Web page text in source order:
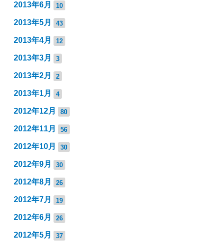
2013年6月 10
2013年5月 43
2013年4月 12
2013年3月 3
2013年2月 2
2013年1月 4
2012年12月 80
2012年11月 56
2012年10月 30
2012年9月 30
2012年8月 26
2012年7月 19
2012年6月 26
2012年5月 37